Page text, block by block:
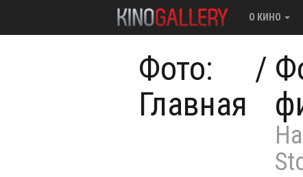
О КИНО
Фото:
Главная
/